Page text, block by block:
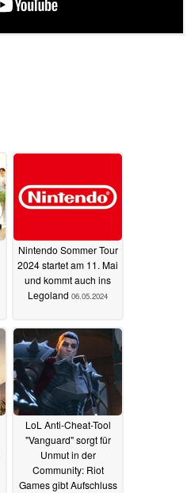
Nintendo Sommer Tour
2024 startet am 11. Mai
und kommt auch ins
Legoland 06.05.2024
LoL Anti-Cheat-Tool
"Vanguard" sorgt für
Unmut in der
Community: Riot
Games gibt Aufschluss